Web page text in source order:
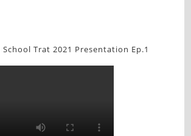
Trat 2021 Presentation Ep.1